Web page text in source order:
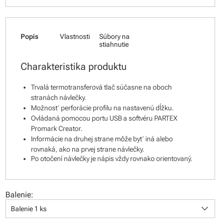
Popis Vlastnosti
Súbory na
stiahnutie
Charakteristika produktu
Trvalá termotransferová tlač súčasne na oboch
stranách návlečky.
Možnosť perforácie profilu na nastavenú dĺžku.
Ovládaná pomocou portu USB a softvéru PARTEX
Promark Creator.
Informácie na druhej strane môže byť iná alebo
rovnaká, ako na prvej strane návlečky.
Po otočení návlečky je nápis vždy rovnako orientovaný.
Balenie:
Balenie 1 ks keyboard_arrow_down